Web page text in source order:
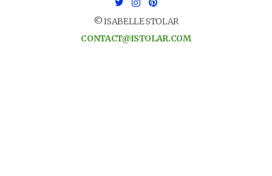
© ISABELLE STOLAR
CONTACT@ISTOLAR.COM